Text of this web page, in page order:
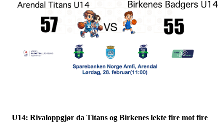
U14: Rivaloppgjør da Titans og Birkenes lekte fire mot fire